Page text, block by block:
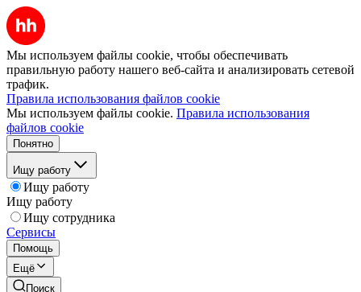
Мы используем файлы cookie, чтобы обеспечивать
правильную работу нашего веб-сайта и анализировать сетевой
трафик.
Правила использования файлов cookie
Мы используем файлы cookie. Правила использования
файлов cookie
Понятно
Ищу работу
Ищу работу
Ищу работу
Ищу сотрудника
Сервисы
Помощь
Ещё
Поиск